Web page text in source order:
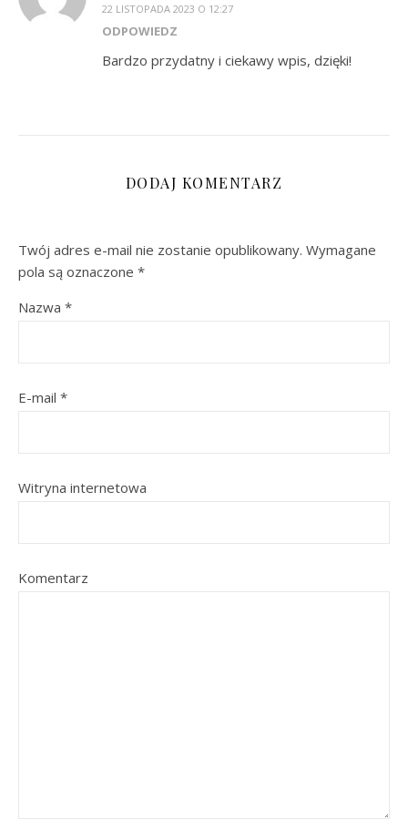
22 LISTOPADA 2023 O 12:27
ODPOWIEDZ
Bardzo przydatny i ciekawy wpis, dzięki!
DODAJ KOMENTARZ
Twój adres e-mail nie zostanie opublikowany. Wymagane
pola są oznaczone *
Nazwa *
E-mail *
Witryna internetowa
Komentarz